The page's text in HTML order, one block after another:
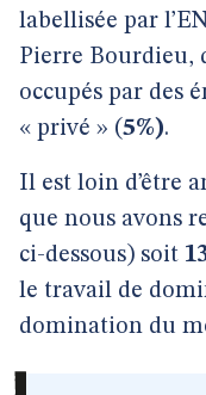
labellisée par
Pierre Bourdieu,
occupés par des
« privé » (5%).
Il est loin d’être
que nous avons
ci-dessous) soit
le travail de
domination du